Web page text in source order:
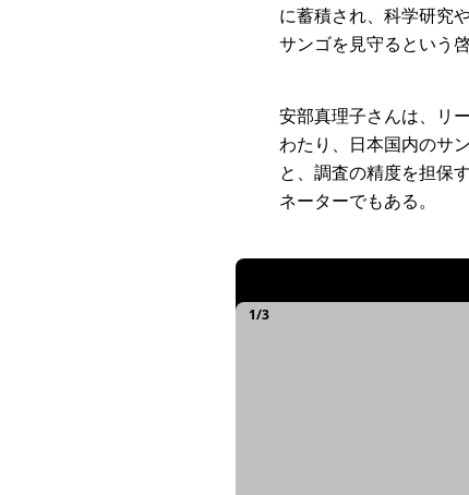
に蓄積され、科学研究
サンゴを見守るという
安部真理子さんは、リ
わたり、日本国内のサ
と、調査の精度を担保
ネーターでもある。
日本の海の状況を国際的な基準で把握
日本の海の状況を国際的な基準で把握
日本の海の状況を国際的な基準で把握
1/3